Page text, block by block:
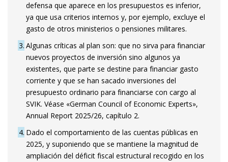
defensa que aparece en los presupuestos es inferior,
ya que usa criterios internos y, por ejemplo, excluye el
gasto de otros ministerios o pensiones militares.
3 Algunas críticas al plan son: que no sirva para financiar
nuevos proyectos de inversión sino algunos ya
existentes, que parte se destine para financiar gasto
corriente y que se han sacado inversiones del
presupuesto ordinario para financiarse con cargo al
SVIK. Véase «German Council of Economic Experts»,
Annual Report 2025/26, capítulo 2.
4 Dado el comportamiento de las cuentas públicas en
2025, y suponiendo que se mantiene la magnitud de
ampliación del déficit fiscal estructural recogido en los